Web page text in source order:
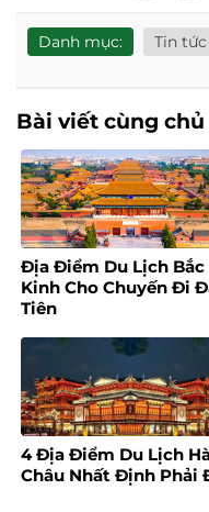
Danh mục: Tin tức
Bài viết cùng chủ
Địa Điểm Du Lịch Bắc
Kinh Cho Chuyến Đi
Tiên
4 Địa Điểm Du Lịch
Châu Nhất Định Phải